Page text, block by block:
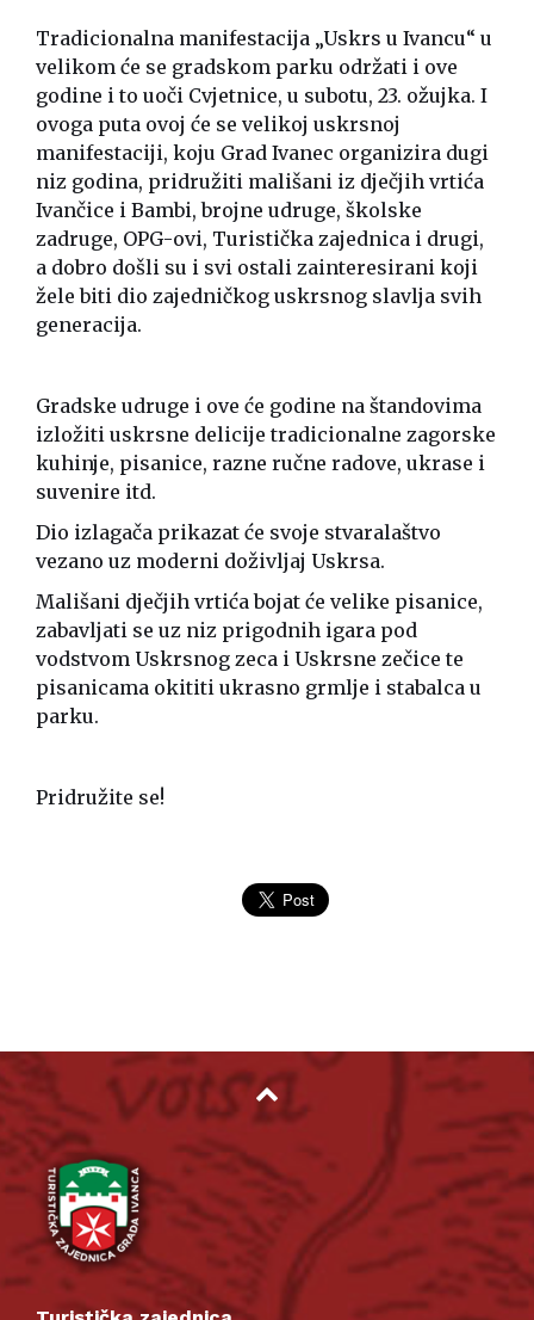
Tradicionalna manifestacija „Uskrs u Ivancu“ u
velikom će se gradskom parku održati i ove
godine i to uoči Cvjetnice, u subotu, 23. ožujka. I
ovoga puta ovoj će se velikoj uskrsnoj
manifestaciji, koju Grad Ivanec organizira dugi
niz godina, pridružiti mališani iz dječjih vrtića
Ivančice i Bambi, brojne udruge, školske
zadruge, OPG-ovi, Turistička zajednica i drugi,
a dobro došli su i svi ostali zainteresirani koji
žele biti dio zajedničkog uskrsnog slavlja svih
generacija.
Gradske udruge i ove će godine na štandovima
izložiti uskrsne delicije tradicionalne zagorske
kuhinje, pisanice, razne ručne radove, ukrase i
suvenire itd.
Dio izlagača prikazat će svoje stvaralaštvo
vezano uz moderni doživljaj Uskrsa.
Mališani dječjih vrtića bojat će velike pisanice,
zabavljati se uz niz prigodnih igara pod
vodstvom Uskrsnog zeca i Uskrsne zečice te
pisanicama okititi ukrasno grmlje i stabalca u
parku.
Pridružite se!